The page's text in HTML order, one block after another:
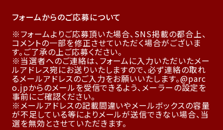
フォームからのご応募について
フォームよりご応募頂いた場合、SNS掲載の都合上、
コメントの一部を修正させていただく場合がございま
す。ご了承の上ご応募ください。
当選者へのご連絡は、フォームに入力いただいたメー
ルアドレス宛にお送りいたしますので、必ず連絡の取れ
るメールアドレスのご入力をお願いいたします。@parc
o.jpからのメールを受信できるよう、メーラーの設定を
事前にご確認ください。
メールアドレスの記載間違いやメールボックスの容量
が不足している等によりメールが送信できない場合、当
選を無効とさせていただきます。